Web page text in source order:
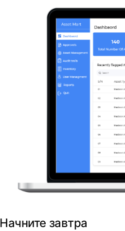
Начните завтра